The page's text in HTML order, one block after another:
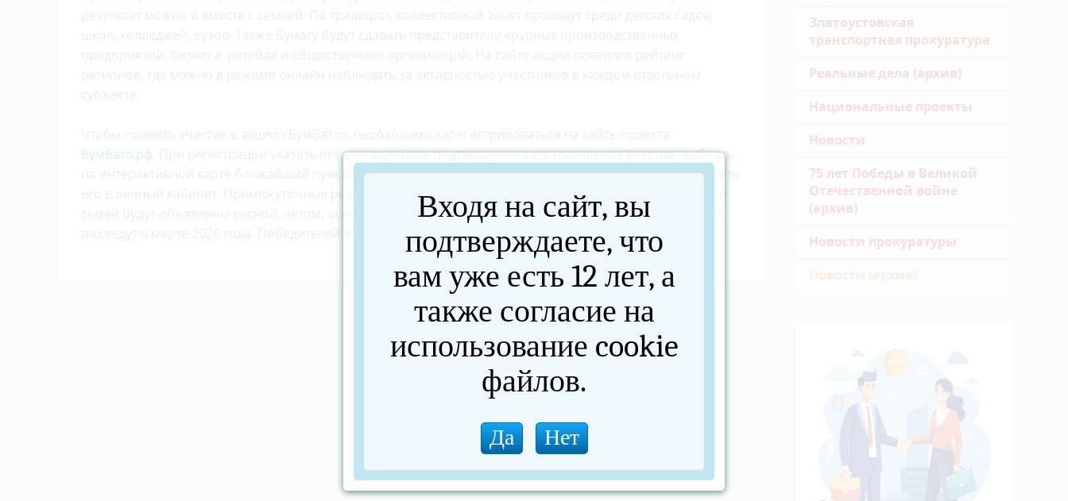
бумбатл.рф . При регистрации указать организацию или подтвердить самостоятельное участие, выбрать
на интерактивной карте ближайший пункт приема, отнести бумагу туда, получить акт о сдаче и загрузить
его в личный кабинет. Промежуточные результаты индивидуальных соревнований среди участников и
семей будут объявлены весной, летом, осенью и зимой, а итоги командного и регионального зачётов
подведут в марте 2026 года. Победителей ждут экологичные подарки.
Златоустовская
транспортная прокуратура
Реальные дела (архив)
Национальные проекты
Новости
75 лет Победы в Великой
Отечественной войне
(архив)
Новости прокуратуры
Новости (архив)
Входя на сайт, вы
подтверждаете, что
вам уже есть 12 лет, а
также согласие на
использование cookie
файлов.